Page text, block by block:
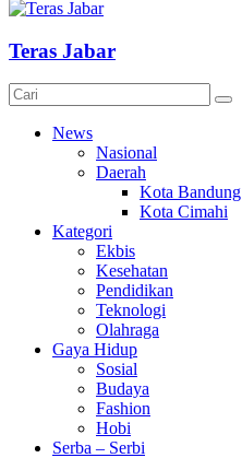
Teras Jabar
News
Nasional
Daerah
Kota Bandung
Kota Cimahi
Kategori
Ekbis
Kesehatan
Pendidikan
Teknologi
Olahraga
Gaya Hidup
Sosial
Budaya
Fashion
Hobi
Serba – Serbi